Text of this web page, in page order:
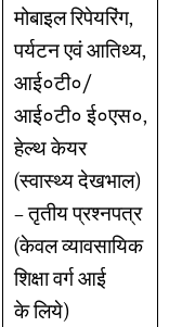
मोबाइल रिपेयरिंग,
पर्यटन एवं आतिथ्य,
आई०टी०/
आई०टी० ई०एस०,
हेल्थ केयर
(स्वास्थ्य देखभाल)
– तृतीय प्रश्नपत्र
(केवल व्यावसायिक
शिक्षा वर्ग आई
के लिये)